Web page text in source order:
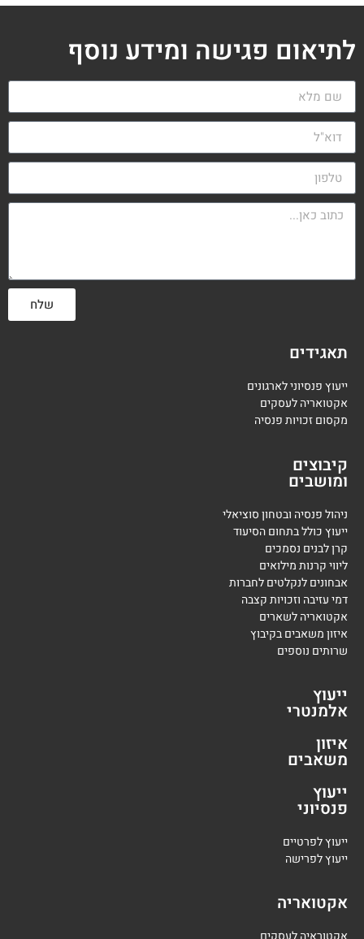
לתיאום פגישה ומידע נוסף
שלח
תאגידים
ייעוץ פנסיוני לארגונים
אקטואריה לעסקים
מקסום זכויות פנסיה
קיבוצים
ומושבים
ניהול פנסיה ובטחון סוציאלי
ייעוץ כולל בתחום הסיעוד
קרן לבנים נסמכים
ליווי קרנות מילואים
אבחונים לנקלטים לחברות
דמי עזיבה וזכויות קצבה
אקטואריה לשארים
איזון משאבים בקיבוץ
שרותים נוספים
ייעוץ
אלמנטרי
איזון
משאבים
ייעוץ
פנסיוני
ייעוץ לפרטיים
ייעוץ לפרישה
אקטואריה